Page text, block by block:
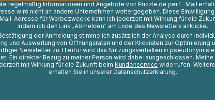
regelmäßig Informationen und Angebote von Puzzle.de per E-Mail
wird nicht an andere Unternehmen weitergegeben. Diese Einwilligung
Adresse für Werbezwecke kann ich jederzeit mit Wirkung für die
indem ich den Link „Abmelden" am Ende des Newsletters anklicke.
der Anmeldung stimme ich zusätzlich der Analyse durch
und Auswertung von Öffnungsraten und der Klickraten zur Optimierung
Newsletter zu. Hierfür wird das Nutzungsverhalten in
Ein direkter Bezug zu meiner Person wird dabei ausgeschlossen. Meine
mit Wirkung für die Zukunft beim Kundenservice widerrufen.
erhalten Sie in unserer Datenschutzerklärung.